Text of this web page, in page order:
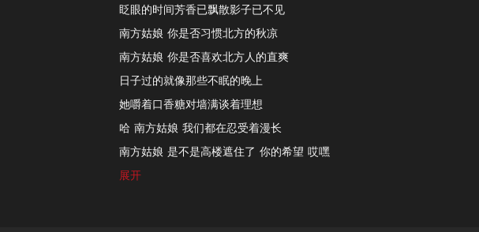
眨眼的时间芳香已飘散影子已不见
南方姑娘 你是否习惯北方的秋凉
南方姑娘 你是否喜欢北方人的直爽
日子过的就像那些不眠的晚上
她嚼着口香糖对墙满谈着理想
哈 南方姑娘 我们都在忍受着漫长
南方姑娘 是不是高楼遮住了 你的希望 哎嘿
昨日的雨曾淋漓过她瘦弱的肩膀
展开